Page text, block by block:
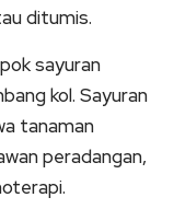
ditumis.
sayuran
kol. Sayuran
tanaman
peradangan,